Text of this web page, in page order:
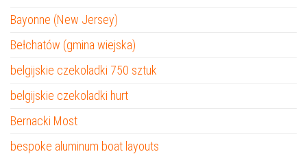
Bayonne (New Jersey)
Bełchatów (gmina wiejska)
belgijskie czekoladki 750 sztuk
belgijskie czekoladki hurt
Bernacki Most
bespoke aluminum boat layouts